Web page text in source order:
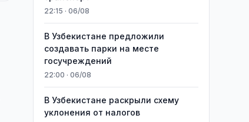
22:15 · 06/08
В Узбекистане предложили
создавать парки на месте
госучреждений
22:00 · 06/08
В Узбекистане раскрыли схему
уклонения от налогов